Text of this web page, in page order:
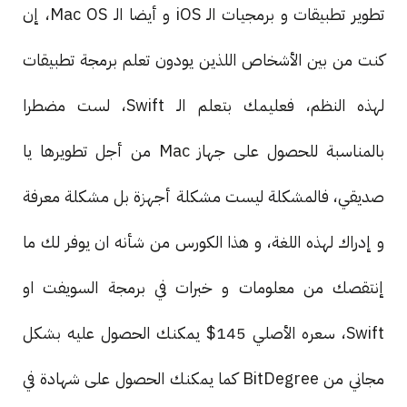
تطوير تطبيقات و برمجيات الـ iOS و أيضا الـ Mac OS، إن
كنت من بين الأشخاص اللذين يودون تعلم برمجة تطبيقات
لهذه النظم، فعليمك بتعلم الـ Swift، لست مضطرا
بالمناسبة للحصول على جهاز Mac من أجل تطويرها يا
صديقي، فالمشكلة ليست مشكلة أجهزة بل مشكلة معرفة
و إدراك لهذه اللغة، و هذا الكورس من شأنه ان يوفر لك ما
إنتقصك من معلومات و خبرات في برمجة السويفت او
Swift، سعره الأصلي 145$ يمكنك الحصول عليه بشكل
مجاني من BitDegree كما يمكنك الحصول على شهادة في